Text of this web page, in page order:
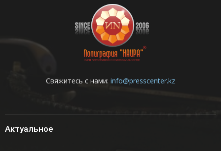
Свяжитесь с нами: info@presscenter.kz
Актуальное